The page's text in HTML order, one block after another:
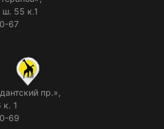
ш. 55 к.1
67
пр.»,
к. 1
69